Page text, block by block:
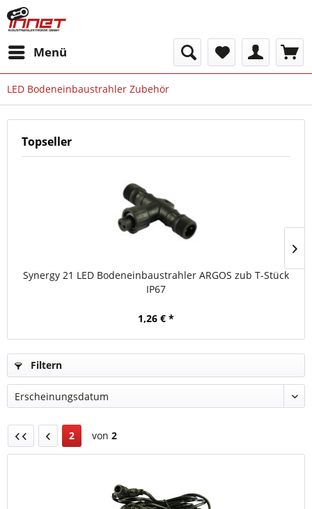
Menü
LED Bodeneinbaustrahler Zubehör
Topseller
Synergy 21 LED Bodeneinbaustrahler ARGOS zub T-Stück
IP67
1,26 € *
Filtern
2 von 2